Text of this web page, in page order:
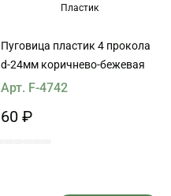
Пластик
Пуговица пластик 4 прокола
d-24мм коричнево-бежевая
Арт. F-4742
60 ₽